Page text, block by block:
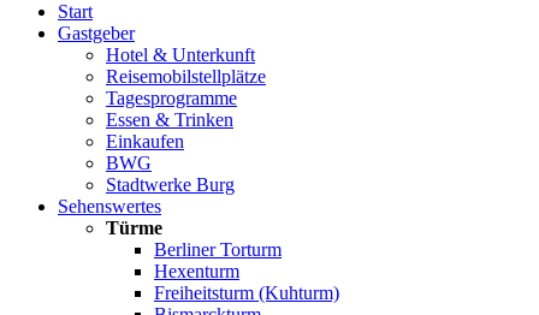
Start
Gastgeber
Hotel & Unterkunft
Reisemobilstellplätze
Tagesprogramme
Essen & Trinken
Einkaufen
BWG
Stadtwerke Burg
Sehenswertes
Türme
Berliner Torturm
Hexenturm
Freiheitsturm (Kuhturm)